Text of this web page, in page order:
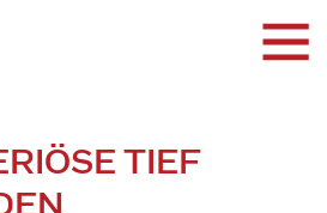
TIEF